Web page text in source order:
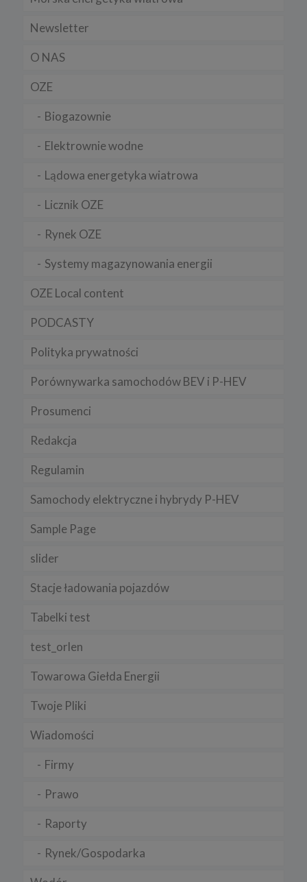
Newsletter
O NAS
OZE
Biogazownie
Elektrownie wodne
Lądowa energetyka wiatrowa
Licznik OZE
Rynek OZE
Systemy magazynowania energii
OZE Local content
PODCASTY
Polityka prywatności
Porównywarka samochodów BEV i P-HEV
Prosumenci
Redakcja
Regulamin
Samochody elektryczne i hybrydy P-HEV
Sample Page
slider
Stacje ładowania pojazdów
Tabelki test
test_orlen
Towarowa Giełda Energii
Twoje Pliki
Wiadomości
Firmy
Prawo
Raporty
Rynek/Gospodarka